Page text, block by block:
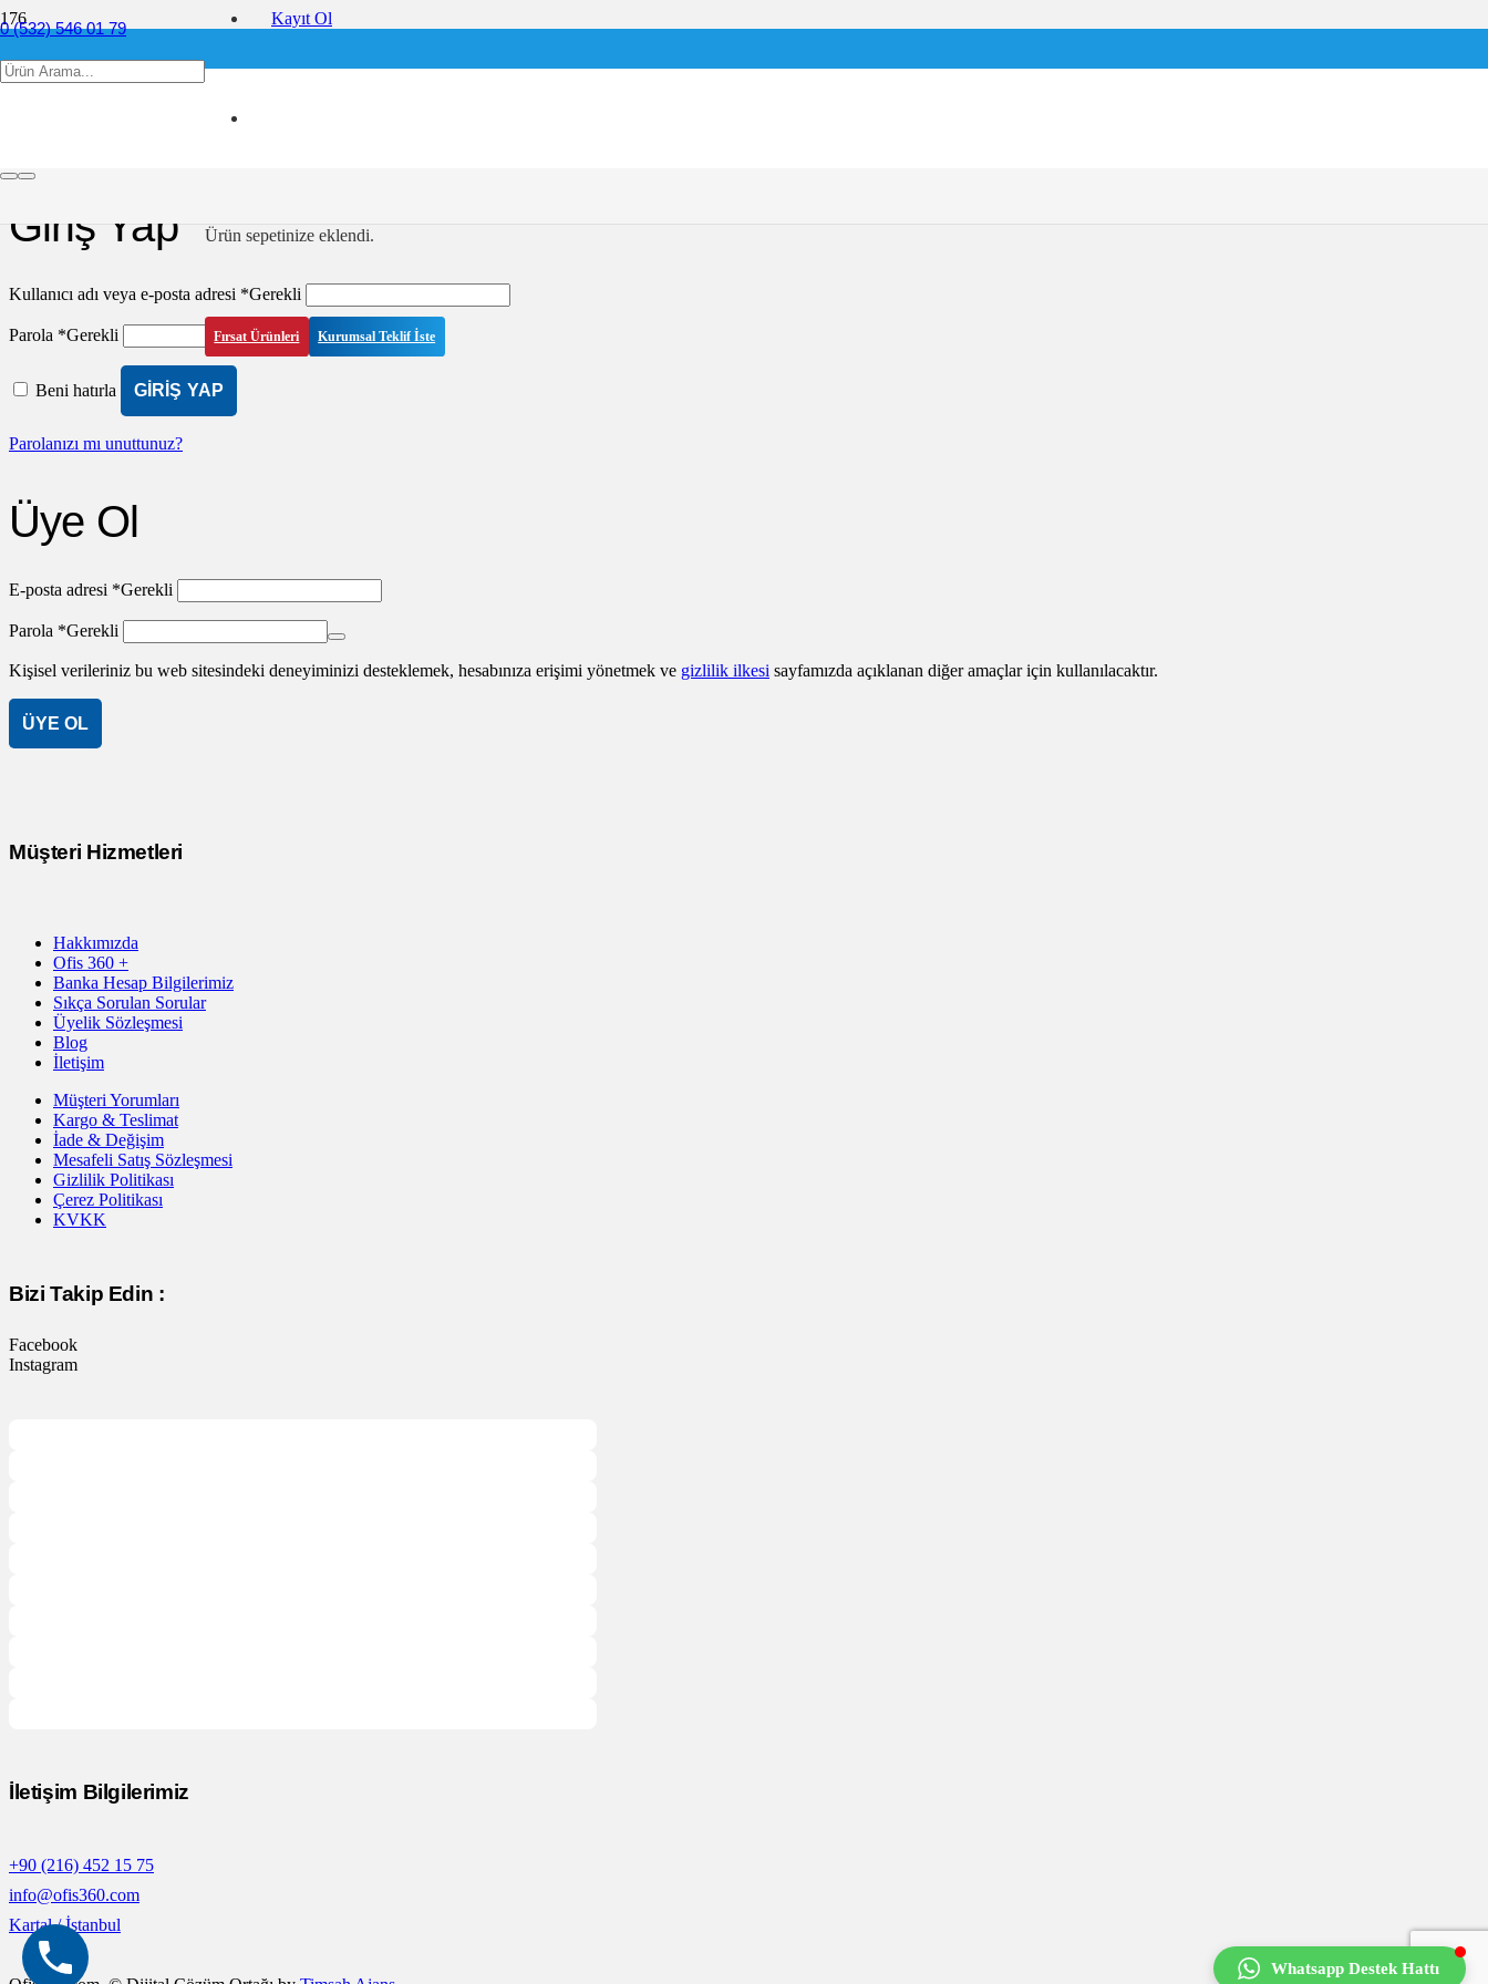
0 (532) 546 01 79
info@ofis360.com
Kayıt Ol
Ürün sepetinize eklendi.
Fırsat Ürünleri Kurumsal Teklif İste
Hesabım
Giriş Yap
Kullanıcı adı veya e-posta adresi *Gerekli
Parola *Gerekli
Beni hatırla GIRIŞ YAP
Parolanızı mı unuttunuz?
Üye Ol
E-posta adresi *Gerekli
Parola *Gerekli
Kişisel verileriniz bu web sitesindeki deneyiminizi desteklemek, hesabınıza erişimi yönetmek ve gizlilik ilkesi sayfamızda açıklanan diğer amaçlar için kullanılacaktır.
ÜYE OL
Müşteri Hizmetleri
Hakkımızda
Ofis 360 +
Banka Hesap Bilgilerimiz
Sıkça Sorulan Sorular
Üyelik Sözleşmesi
Blog
İletişim
Müşteri Yorumları
Kargo & Teslimat
İade & Değişim
Mesafeli Satış Sözleşmesi
Gizlilik Politikası
Çerez Politikası
KVKK
Bizi Takip Edin :
Facebook
Instagram
İletişim Bilgilerimiz
+90 (216) 452 15 75
info@ofis360.com
Kartal / İstanbul
Whatsapp Destek Hattı